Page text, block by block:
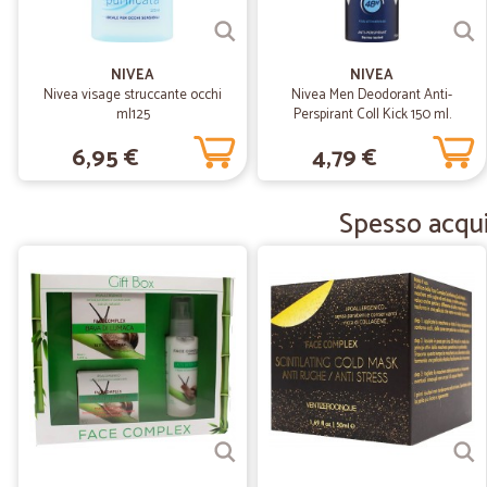
NIVEA
Nivea visage struccante occhi
ml125
6,95 €
NIVEA
Nivea Men Deodorant Anti-
Perspirant Coll Kick 150 ml.
4,79 €
Spesso